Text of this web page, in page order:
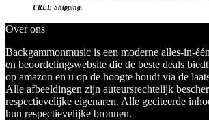
FREE Shipping
Over ons
Backgammonmusic is een moderne alles-in-
en beoordelingswebsite die de beste deals
op amazon en u op de hoogte houdt via de
Alle afbeeldingen zijn auteursrechtelijk
respectievelijke eigenaren. Alle geciteerde
hun respectievelijke bronnen.